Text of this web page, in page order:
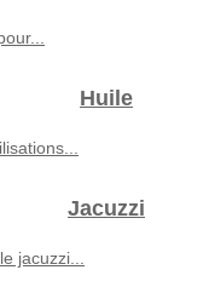
Huile
Jacuzzi
jacuzzi...